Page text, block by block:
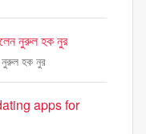
নুরুল হক নুর
নুরুল হক নুর
apps for